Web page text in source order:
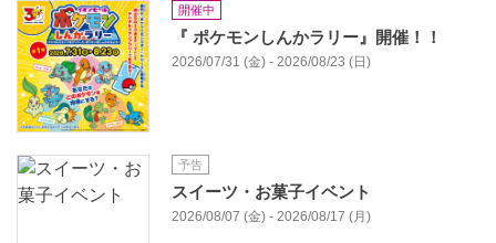
開催中
『 ポケモンしんかラリー』開催！！
2026/07/31 (金) - 2026/08/23 (日)
予告
スイーツ・お菓子イベント
2026/08/07 (金) - 2026/08/17 (月)